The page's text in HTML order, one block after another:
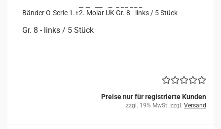
Bän­der O-​Serie 1.+2. Molar UK Gr. 8 - links / 5 Stück
Gr. 8 - links / 5 Stück
Preise nur für registrierte Kunden
zzgl. 19% MwSt. zzgl. Versand